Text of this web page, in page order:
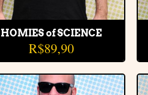
HOMIES of SCIENCE
R$89,90